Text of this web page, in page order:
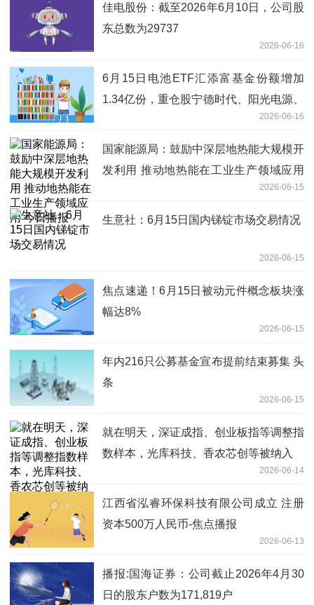
佳电股份：截至2026年6月10日，公司股
东总数为29737
2026-06-16
6月15日电池ETF汇添富基金份额增加
1.34亿份，重仓股宁德时代、阳光电源、
2026-06-16
国家能源局：鼓励中深层地热能大规模开
发利用 推动地热能在工业生产领域应用
2026-06-15
生意社：6月15日国内锑锭市场交易情况
2026-06-15
焦点速递！6月15日被动元件概念板块涨
幅达8%
2026-06-15
年内216只公募基金宣布提前结束募集 头
条
2026-06-15
就在明天，深证成指、创业板指等调整指
数样本，光库科技、香农芯创等被纳入
2026-06-14
江西省泓睿环保科技有限公司成立 注册
资本500万人民币-焦点播报
2026-06-13
播报:国海证券：公司截止2026年4月30
日的股东户数为171,819户